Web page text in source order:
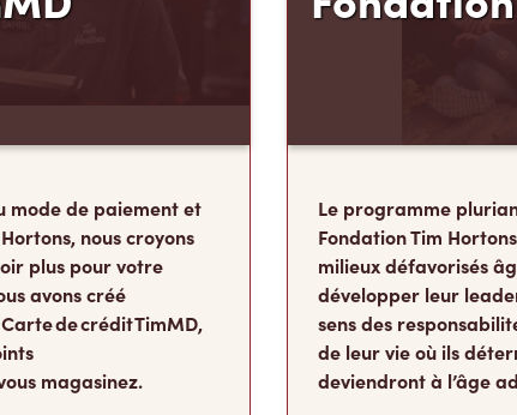
mode de paiement et
nous croyons
plus pour votre
avons créé
de crédit TimMD,
magasinez.
Le programme
Fondation Tim
milieux défavorisés
développer leur
sens des
de leur vie où ils
deviendront à l’âge